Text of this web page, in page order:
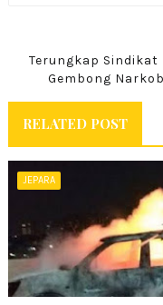
Terungkap Sindikat
Gembong
RELATED POST
JEPARA